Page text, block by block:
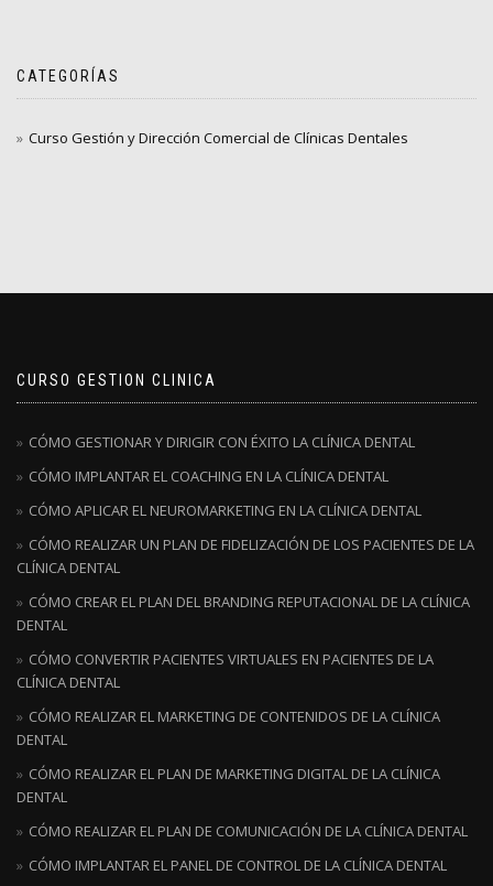
CATEGORÍAS
Curso Gestión y Dirección Comercial de Clínicas Dentales
CURSO GESTION CLINICA
CÓMO GESTIONAR Y DIRIGIR CON ÉXITO LA CLÍNICA DENTAL
CÓMO IMPLANTAR EL COACHING EN LA CLÍNICA DENTAL
CÓMO APLICAR EL NEUROMARKETING EN LA CLÍNICA DENTAL
CÓMO REALIZAR UN PLAN DE FIDELIZACIÓN DE LOS PACIENTES DE LA
CLÍNICA DENTAL
CÓMO CREAR EL PLAN DEL BRANDING REPUTACIONAL DE LA CLÍNICA
DENTAL
CÓMO CONVERTIR PACIENTES VIRTUALES EN PACIENTES DE LA
CLÍNICA DENTAL
CÓMO REALIZAR EL MARKETING DE CONTENIDOS DE LA CLÍNICA
DENTAL
CÓMO REALIZAR EL PLAN DE MARKETING DIGITAL DE LA CLÍNICA
DENTAL
CÓMO REALIZAR EL PLAN DE COMUNICACIÓN DE LA CLÍNICA DENTAL
CÓMO IMPLANTAR EL PANEL DE CONTROL DE LA CLÍNICA DENTAL